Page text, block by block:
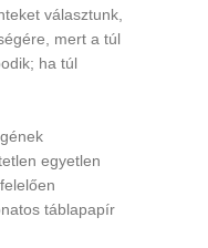
választunk,
mert a túl
ha túl
egyetlen
táblapapír